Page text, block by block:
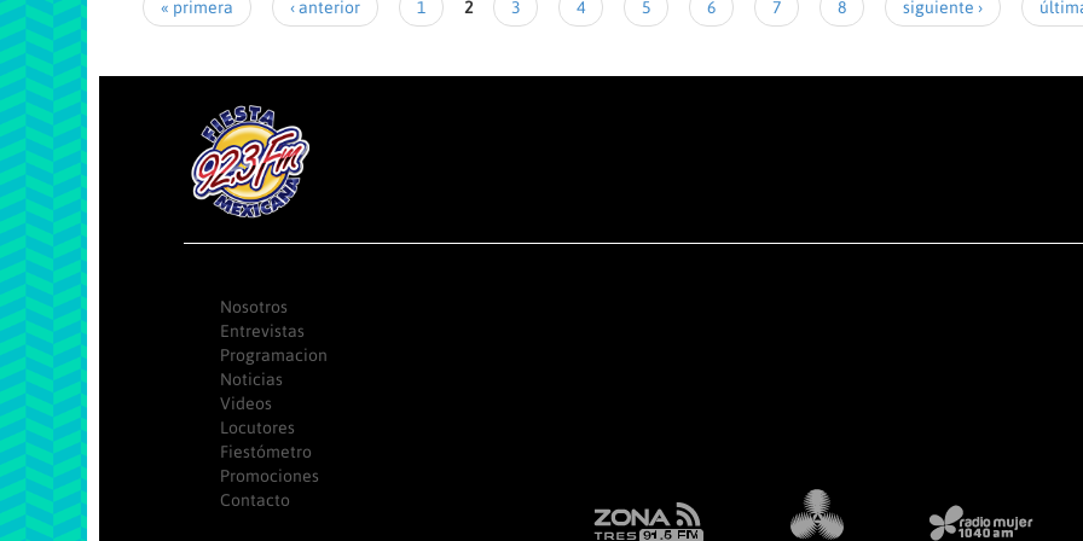
« primera ‹ anterior 1 2 3 4 5 6 7 8 siguiente ›
Nosotros
Entrevistas
Programacion
Noticias
Videos
Locutores
Fiestómetro
Promociones
Contacto